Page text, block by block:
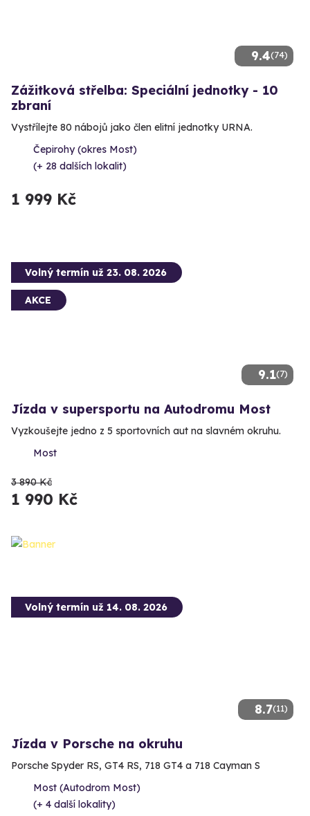
9.4(74)
Zážitková střelba: Speciální jednotky - 10
zbraní
Vystřílejte 80 nábojů jako člen elitní jednotky URNA.
Čepirohy (okres Most)
(+ 28 dalších lokalit)
1 999 Kč
9.1(7)
Volný termín už 23. 08. 2026
AKCE
Jízda v supersportu na Autodromu Most
Vyzkoušejte jedno z 5 sportovních aut na slavném okruhu.
Most
3 890 Kč
1 990 Kč
8.7(11)
Volný termín už 14. 08. 2026
Jízda v Porsche na okruhu
Porsche Spyder RS, GT4 RS, 718 GT4 a 718 Cayman S
Most (Autodrom Most)
(+ 4 další lokality)